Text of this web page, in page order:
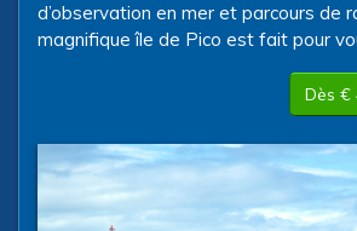
d’observation en mer et parcours de
magnifique île de Pico est fait pour
Dès €